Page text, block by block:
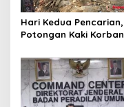
Hari Kedua Pencarian,
Potongan Kaki Korban
Ditemukan